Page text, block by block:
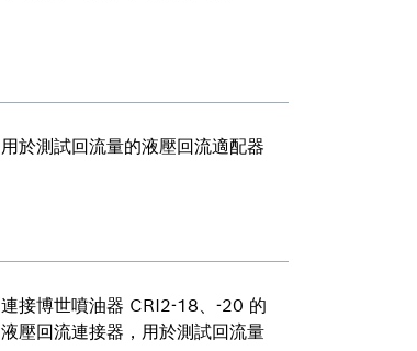
用於測試回流量的液壓回流適配器
連接博世噴油器 CRI2-18、-20 的
液壓回流連接器，用於測試回流量